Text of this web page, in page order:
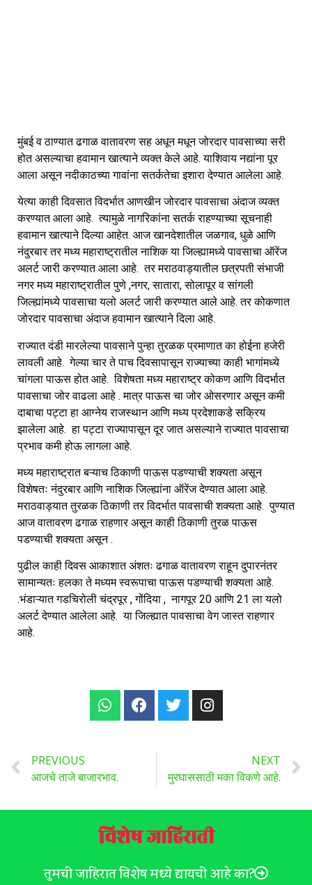
मुंबई व ठाण्यात ढगाळ वातावरण सह अधून मधून जोरदार पावसाच्या सरी
होत असल्याचा हवामान खात्याने व्यक्त केले आहे. याशिवाय नद्यांना पूर
आला असून नदीकाठच्या गावांना सतर्कतेचा इशारा देण्यात आलेला आहे.
येत्या काही दिवसात विदर्भात आणखीन जोरदार पावसाचा अंदाज व्यक्त
करण्यात आला आहे. त्यामुळे नागरिकांना सतर्क राहण्याच्या सूचनाही
हवामान खात्याने दिल्या आहेत. आज खानदेशातील जळगाव, धुळे आणि
नंदुरबार तर मध्य महाराष्ट्रातील नाशिक या जिल्ह्यामध्ये पावसाचा ऑरेंज
अलर्ट जारी करण्यात आला आहे. तर मराठवाड्यातील छत्रपती संभाजी
नगर मध्य महाराष्ट्रातील पुणे ,नगर, सातारा, सोलापूर व सांगली
जिल्ह्यांमध्ये पावसाचा यलो अलर्ट जारी करण्यात आले आहे. तर कोकणात
जोरदार पावसाचा अंदाज हवामान खात्याने दिला आहे.
राज्यात दंडी मारलेल्या पावसाने पुन्हा तुरळक प्रमाणात का होईना हजेरी
लावली आहे. गेल्या चार ते पाच दिवसापासून राज्याच्या काही भागांमध्ये
चांगला पाऊस होत आहे. विशेषता मध्य महाराष्ट्र कोकण आणि विदर्भात
पावसाचा जोर वाढला आहे . मात्र पाऊस चा जोर ओसरणार असून कमी
दाबाचा पट्टा हा आग्नेय राजस्थान आणि मध्य प्रदेशाकडे सक्रिय
झालेला आहे. हा पट्टा राज्यापासून दूर जात असल्याने राज्यात पावसाचा
प्रभाव कमी होऊ लागला आहे.
मध्य महाराष्ट्रात बऱ्याच ठिकाणी पाऊस पडण्याची शक्यता असून
विशेषतः नंदुरबार आणि नाशिक जिल्ह्यांना ऑरेंज देण्यात आला आहे.
मराठवाड्यात तुरळक ठिकाणी तर विदर्भात पावसाची शक्यता आहे. पुण्यात
आज वातावरण ढगाळ राहणार असून काही ठिकाणी तुरळ पाऊस
पडण्याची शक्यता असून .
पुढील काही दिवस आकाशात अंशतः ढगाळ वातावरण राहून दुपारनंतर
सामान्यतः हलका ते मध्यम स्वरूपाचा पाऊस पडण्याची शक्यता आहे.
.भंडाऱ्यात गडचिरोली चंद्रपूर , गोंदिया , नागपूर 20 आणि 21 ला यलो
अलर्ट देण्यात आलेला आहे. या जिल्ह्यात पावसाचा वेग जास्त राहणार
आहे.
PREVIOUS
आजचे ताजे बाजारभाव.
NEXT
मुरघाससाठी मका विकणे आहे.
विशेष जाहिराती
तुमची जाहिरात विशेष मध्ये द्यायची आहे का?